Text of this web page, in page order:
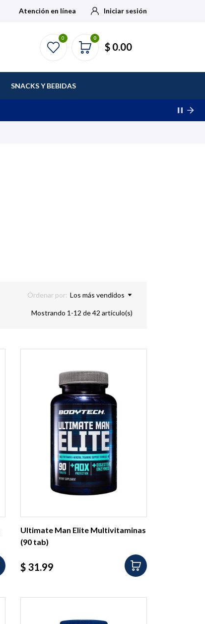
Atención en línea Iniciar sesión
0 0
$ 0.00
SNACKS Y BEBIDAS
Ordenar por: Los más vendidos
Mostrando 1-12 de 42 artículo(s)
Ultimate Man Elite Multivitaminas
(90 tab)
Precio
$ 31.99